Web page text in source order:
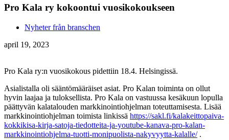
Pro Kala ry kokoontui vuosikokoukseen
Nyheter från branschen
april 19, 2023
Pro Kala ry:n vuosikokous pidettiin 18.4. Helsingissä.
Asialistalla oli sääntömääräiset asiat. Pro Kalan toiminta on ollut
hyvin laajaa ja tuloksellista. Pro Kala on vastuussa kesäkuun lopulla
päättyvän kalatalouden markkinointiohjelman toteuttamisesta. Lisää
markkinointiohjelman toimista linkissä https://sakl.fi/kalakeittopaiva-
kokkikisa-kirja-satoja-tiedotteita-ja-youtube-kanava-pro-kalan-
markkinointiohjelma-tuotti-monipuolista-nakyvyytta-kalalle/.